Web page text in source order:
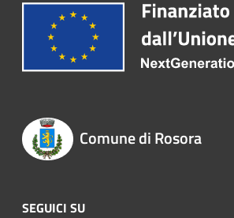
Comune di Rosora
SEGUICI SU